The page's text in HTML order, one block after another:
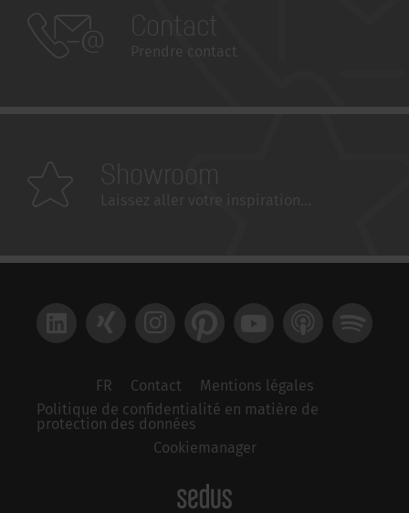
FR Contact
Mentions légales
Politique de confidentialité en matière de
protection des données
Cookiemanager
Pinterest